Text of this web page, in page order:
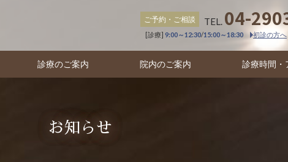
ご予約・ご相談 TEL. 04-
[診療] 9:00～12:30/15:00～18:30 初診の方へ
診療のご案内 院内のご案内 診療時間・
お知らせ